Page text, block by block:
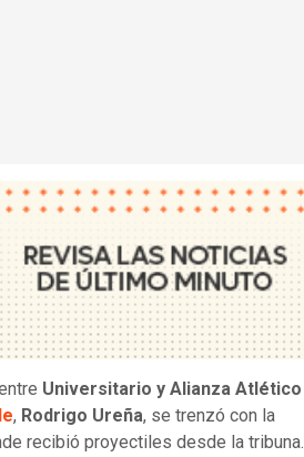
Universitario y Alianza Atlético
, Rodrigo Ureña, se trenzó con la
recibió proyectiles desde la tribuna.